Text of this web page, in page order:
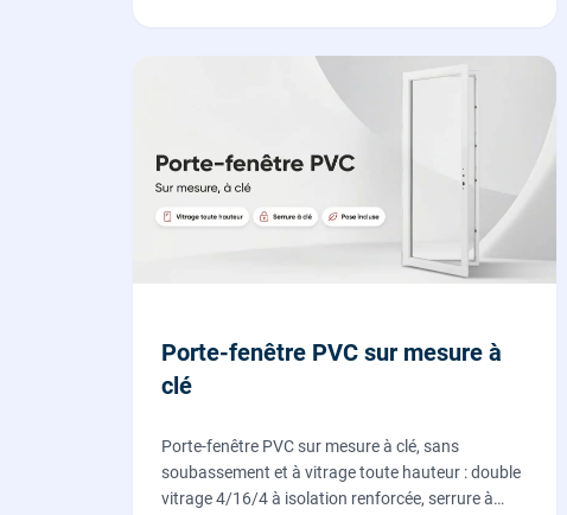
Porte-fenêtre PVC sur mesure à
clé
Porte-fenêtre PVC sur mesure à clé, sans
soubassement et à vitrage toute hauteur : double
vitrage 4/16/4 à isolation renforcée, serrure à